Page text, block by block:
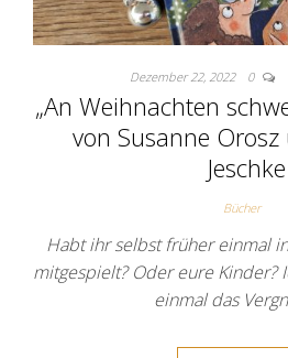
Dezember 22, 2022 0
„An Weihnachten
von Susanne
Jeschke
Bücher
Habt ihr selbst früher einmal
mitgespielt? Oder eure Kinder?
einmal das